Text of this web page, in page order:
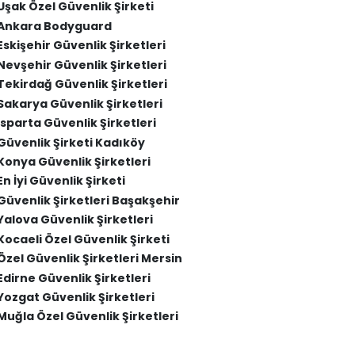
Yakın Koruma Hizmeti
Özel Güvenlik Şirketi
Bodyguard
Güvenlik Şirketleri
Güvenlik Şirketleri
Güvenlik Şirketleri
Güvenlik Şirketleri
Güvenlik Şirketleri
Şirketi Kadıköy
Güvenlik Şirketleri
İyi Güvenlik Şirketi
Şirketleri Başakşehir
Güvenlik Şirketleri
Özel Güvenlik Şirketi
Güvenlik Şirketleri Mersin
Güvenlik Şirketleri
Güvenlik Şirketleri
Özel Güvenlik Şirketleri